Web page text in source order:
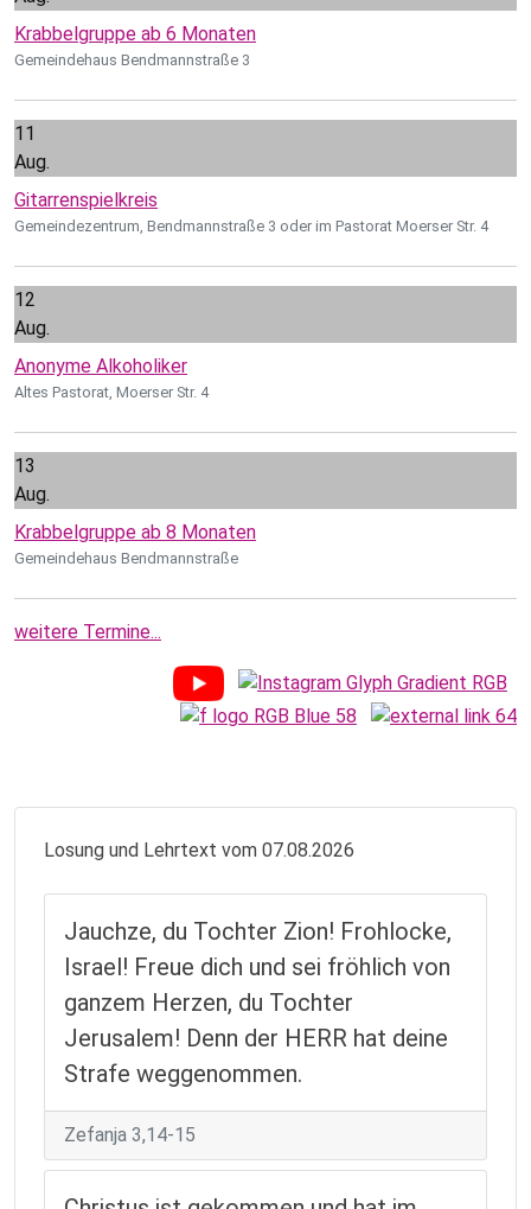
Krabbelgruppe ab 6 Monaten
Gemeindehaus Bendmannstraße 3
11
Aug.
Gitarrenspielkreis
Gemeindezentrum, Bendmannstraße 3 oder im Pastorat Moerser Str. 4
12
Aug.
Anonyme Alkoholiker
Altes Pastorat, Moerser Str. 4
13
Aug.
Krabbelgruppe ab 8 Monaten
Gemeindehaus Bendmannstraße
weitere Termine...
Losung und Lehrtext vom 07.08.2026
Jauchze, du Tochter Zion! Frohlocke,
Israel! Freue dich und sei fröhlich von
ganzem Herzen, du Tochter
Jerusalem! Denn der HERR hat deine
Strafe weggenommen.
Zefanja 3,14-15